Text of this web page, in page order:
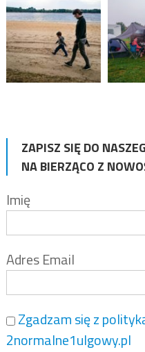
ZAPISZ SIĘ DO
NA BIERZĄCO Z
Imię
Adres Email
Zgadzam się z
2normalne1ulgowy.pl